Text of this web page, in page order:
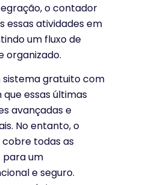
o contador
essas atividades em
um fluxo de
organizado.
sistema gratuito com
essas últimas
avançadas e
No entanto, o
todas as
para um
e seguro.